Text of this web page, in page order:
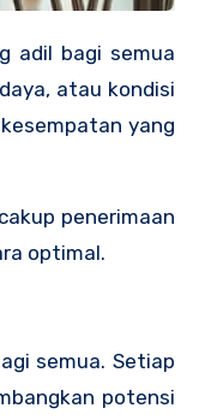
atau kondisi
yang
penerimaan
optimal.
semua. Setiap
potensi